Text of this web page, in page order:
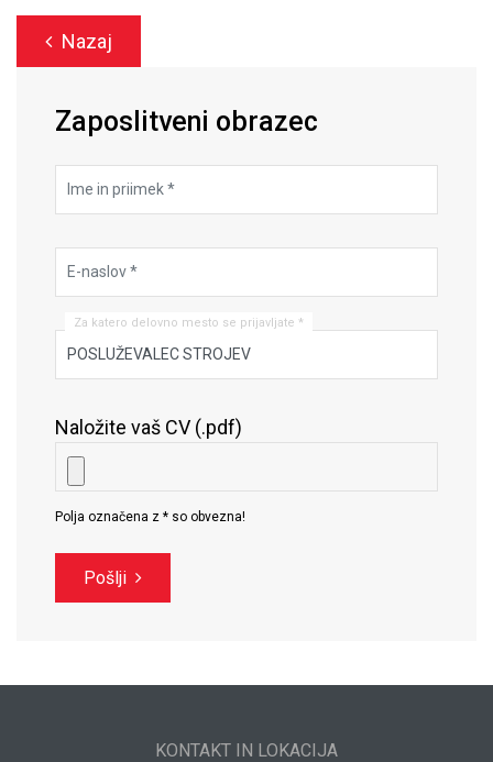
Nazaj
Zaposlitveni obrazec
Za katero delovno mesto se prijavljate *
Naložite vaš CV (.pdf)
Polja označena z * so obvezna!
KONTAKT IN LOKACIJA